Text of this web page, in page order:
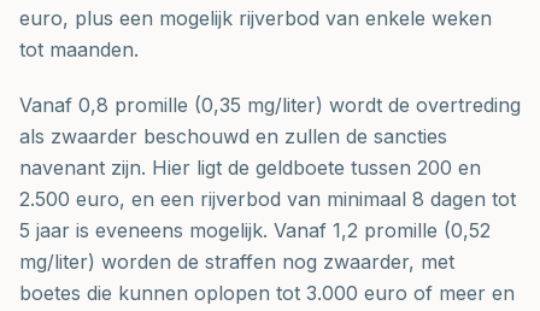
euro, plus een mogelijk rijverbod van enkele weken
tot maanden.
Vanaf 0,8 promille (0,35 mg/liter) wordt de overtreding
als zwaarder beschouwd en zullen de sancties
navenant zijn. Hier ligt de geldboete tussen 200 en
2.500 euro, en een rijverbod van minimaal 8 dagen tot
5 jaar is eveneens mogelijk. Vanaf 1,2 promille (0,52
mg/liter) worden de straffen nog zwaarder, met
boetes die kunnen oplopen tot 3.000 euro of meer en